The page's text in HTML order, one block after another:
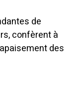
de
confèrent à
des